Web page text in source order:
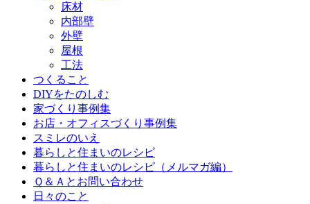
床材
内部壁
外壁
屋根
工法
つくること
DIYをたのしむ
家づくり事例集
お店・オフィスづくり事例集
スミレのいえ
暮らしと住まいのレシピ
暮らしと住まいのレシピ（メルマガ編）
Ｑ＆Ａとお問い合わせ
日々のこと